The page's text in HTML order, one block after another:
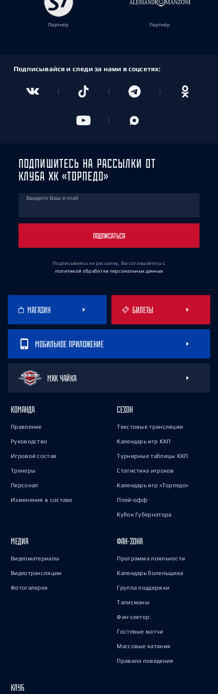
Партнёр Партнёр
Подписывайся и следи за нами в соцсетях:
ПОДПИШИТЕСЬ НА РАССЫЛКИ ОТ
КЛУБА ХК «ТОРПЕДО»
Введите Ваш e-mail
ПОДПИСАТЬСЯ
Подписываясь на рассылку, Вы соглашаетесь с
политикой обработки персональных данных
МАГАЗИН БИЛЕТЫ
МОБИЛЬНОЕ ПРИЛОЖЕНИЕ
МХК ЧАЙКА
КОМАНДА
Правление
Руководство
Игровой состав
Тренеры
Персонал
Изменения в составе
СЕЗОН
Текстовые трансляции
Календарь игр КХЛ
Турнирные таблицы КХЛ
Статистика игроков
Календарь игр «Торпедо»
Плей-офф
Кубок Губернатора
МЕДИА
Видеоматериалы
Видеотрансляции
Фотогалерея
ФАН-ЗОНА
Программа лояльности
Календарь болельщика
Группа поддержки
Талисманы
Фан-сектор
Гостевые матчи
Массовые катания
Правила поведения
КЛУБ